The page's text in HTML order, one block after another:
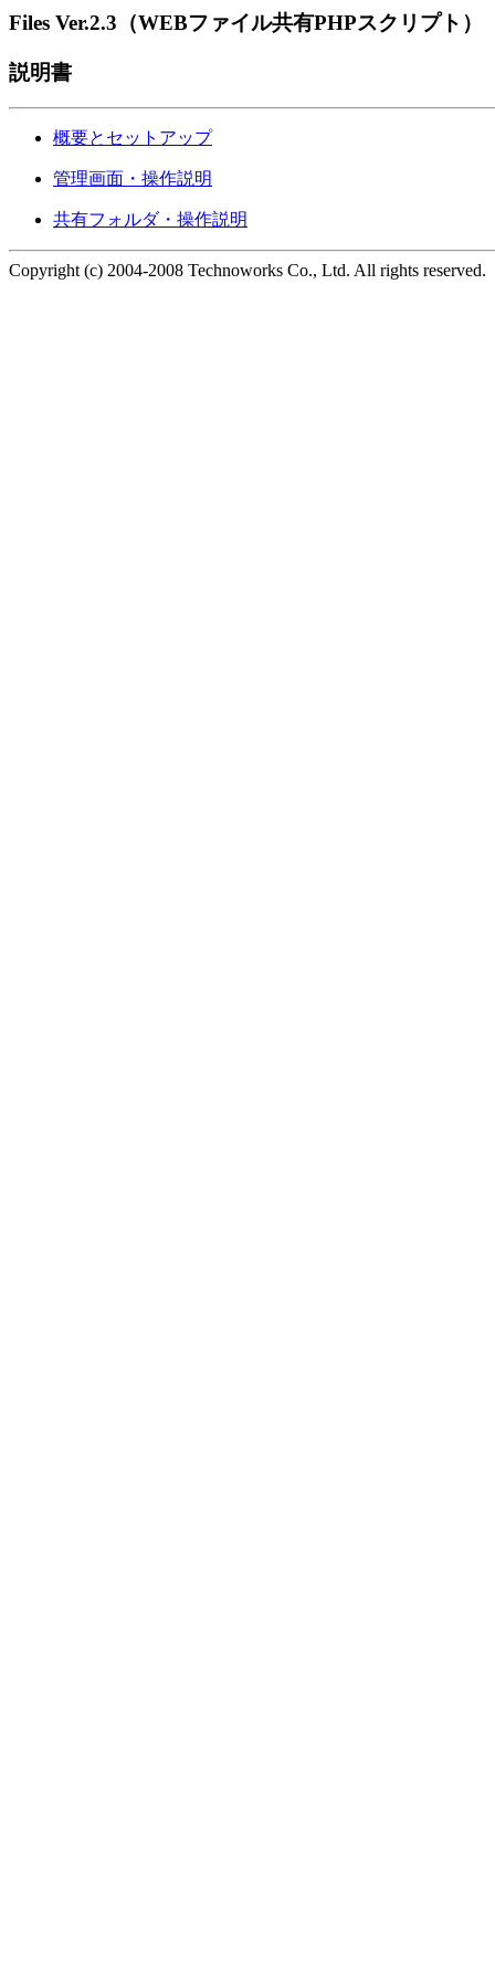
Files Ver.2.3（WEBファイル共有PHPスクリプト）
説明書
概要とセットアップ
管理画面・操作説明
共有フォルダ・操作説明
Copyright (c) 2004-2008 Technoworks Co., Ltd. All rights reserved.